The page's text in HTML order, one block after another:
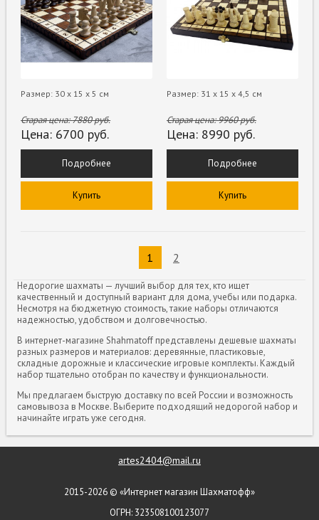
Размер: 30 х 15 х 5 см
Старая цена:7880руб.
Цена: 6700 руб.
Подробнее
Купить
Размер: 31 х 15 х 4,5 см
Старая цена:9960руб.
Цена: 8990 руб.
Подробнее
Купить
1 2
Недорогие шахматы — лучший выбор для тех, кто ищет
качественный и доступный вариант для дома, учебы или подарка.
Несмотря на бюджетную стоимость, такие наборы отличаются
надежностью, удобством и долговечностью.
В интернет-магазине Shahmatoff представлены дешевые шахматы
разных размеров и материалов: деревянные, пластиковые,
складные дорожные и классические игровые комплекты. Каждый
набор тщательно отобран по качеству и функциональности.
Мы предлагаем быструю доставку по всей России и возможность
самовывоза в Москве. Выберите подходящий недорогой набор и
начинайте играть уже сегодня.
artes2404@mail.ru
2015-2026 © «Интернет магазин Шахматофф»
ОГРН: 323508100123077